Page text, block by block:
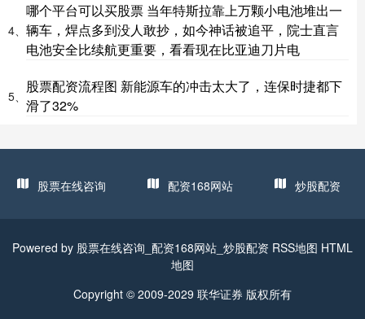
4、
哪个平台可以买股票 当年特斯拉靠上万颗小电池堆出一
辆车，焊点多到没人敢抄，如今神话被追平，院士直言
电池安全比续航更重要，看看现在比亚迪刀片电
5、
股票配资流程图 新能源车的冲击太大了，连保时捷都下
滑了32%
股票在线咨询 配资168网站 炒股配资
Powered by 股票在线咨询_配资168网站_炒股配资 RSS地图 HTML
地图
Copyright © 2009-2029 联华证券 版权所有